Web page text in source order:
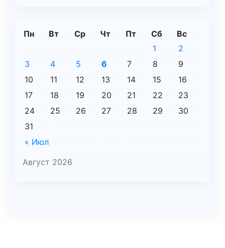
Август 2026
Пн Вт Ср Чт Пт Сб Вс
« Июл
1
2
3
4 5 6 7 8
9
10
11 12 13 14 15
16
17
18 19 20 21 22
23
24
25 26 27 28 29
30
31